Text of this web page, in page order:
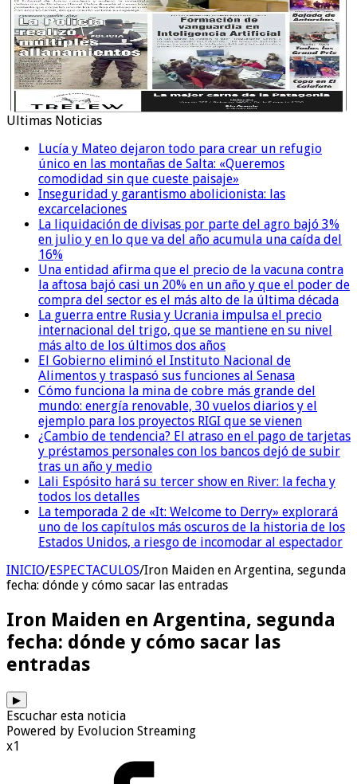
Ultimas Noticias
Lucía y Mateo dejaron todo para crear un refugio
único en las montañas de Salta: «Queremos
comodidad sin que cueste paisaje»
Inseguridad y garantismo abolicionista: las
excarcelaciones
La liquidación de divisas por parte del agro bajó 3%
en julio y en lo que va del año acumula una caída del
16%
Una entidad afirma que el precio de la vacuna contra
la aftosa bajó casi un 20% en un año y que el poder de
compra del sector es el más alto de la última década
La guerra entre Rusia y Ucrania impulsa el precio
internacional del trigo, que se mantiene en su nivel
más alto de los últimos dos años
El Gobierno eliminó el Instituto Nacional de
Alimentos y traspasó sus funciones al Senasa
Cómo funciona la mina de cobre más grande del
mundo: energía renovable, 30 vuelos diarios y el
ejemplo para los proyectos RIGI que se vienen
¿Cambio de tendencia? El atraso en el pago de tarjetas
y préstamos personales con los bancos dejó de subir
tras un año y medio
Lali Espósito hará su tercer show en River: la fecha y
todos los detalles
La temporada 2 de «It: Welcome to Derry» explorará
uno de los capítulos más oscuros de la historia de los
Estados Unidos, a riesgo de incomodar al espectador
INICIO/ESPECTACULOS/Iron Maiden en Argentina, segunda
fecha: dónde y cómo sacar las entradas
Iron Maiden en Argentina, segunda
fecha: dónde y cómo sacar las
entradas
▶
Escuchar esta noticia
Powered by Evolucion Streaming
x1